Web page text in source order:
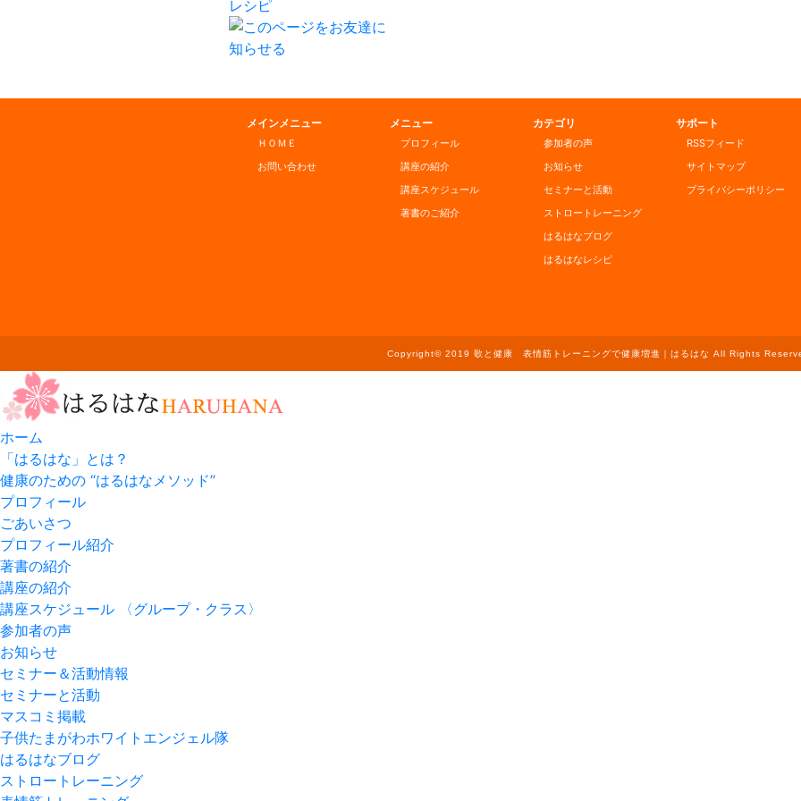
メインメニュー
ＨＯＭＥ
お問い合わせ
メニュー
プロフィール
講座の紹介
講座スケジュール
著書のご紹介
カテゴリ
参加者の声
お知らせ
セミナーと活動
ストロートレーニング
はるはなブログ
はるはなレシピ
サポート
RSSフィード
サイトマップ
プライバシーポリシー
Copyright© 2019 歌と健康 表情筋トレーニングで健康増進｜はるはな All Rights
ホーム
「はるはな」とは？
健康のための “はるはなメソッド”
プロフィール
ごあいさつ
プロフィール紹介
著書の紹介
講座の紹介
講座スケジュール 〈グループ・クラス〉
参加者の声
お知らせ
セミナー＆活動情報
セミナーと活動
マスコミ掲載
子供たまがわホワイトエンジェル隊
はるはなブログ
ストロートレーニング